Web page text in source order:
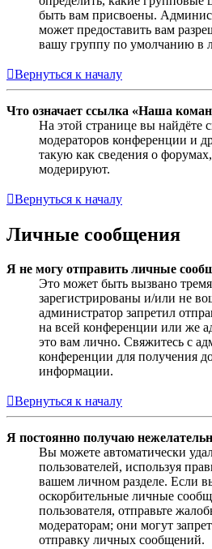
быть вам присвоены.
может предоставить вам
вашу группу по умолчанию в
Вернуться к началу
Что означает ссылка «Наша
На этой странице вы найдёте
модераторов конференции и
такую как сведения о
модерируют.
Вернуться к началу
Личные сообщения
Я не могу отправить личные
Это может быть вызвано
зарегистрированы и/или не
администратор запретил
на всей конференции или же
это вам лично. Свяжитесь с
конференции для получения
информации.
Вернуться к началу
Я постоянно получаю
Вы можете автоматически
пользователей, используя
вашем личном разделе. Если
оскорбительные личные
пользователя, отправьте
модераторам; они могут
отправку личных сообщений.